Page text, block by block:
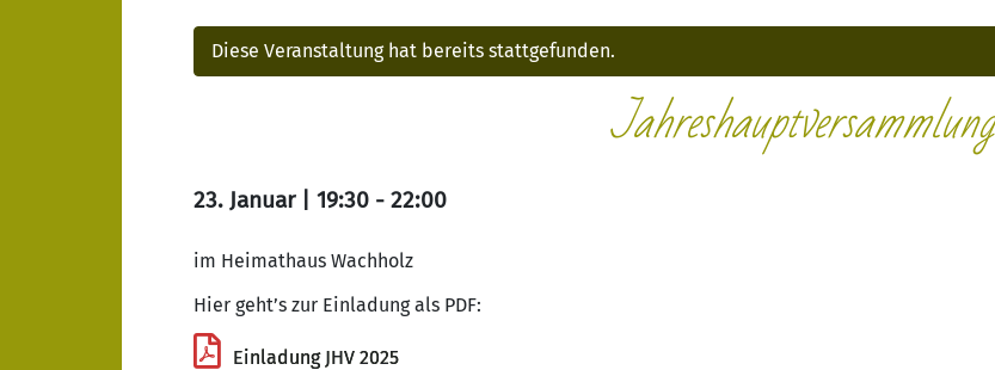
Diese Veranstaltung hat bereits stattgefunden.
Jahreshauptversammlung
23. Januar | 19:30 - 22:00
im Heimathaus Wachholz
Hier geht’s zur Einladung als PDF:
Einladung JHV 2025